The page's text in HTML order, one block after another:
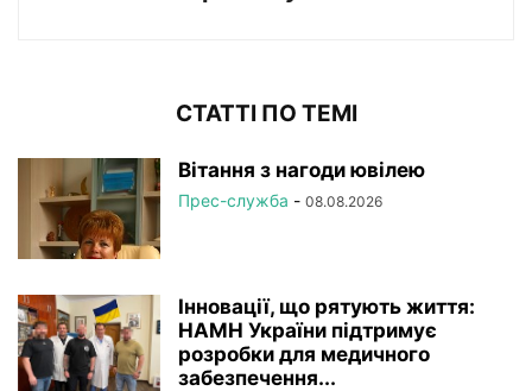
СТАТТІ ПО ТЕМІ
Вітання з нагоди ювілею
Прес-служба - 08.08.2026
Інновації, що рятують життя:
НАМН України підтримує
розробки для медичного
забезпечення...